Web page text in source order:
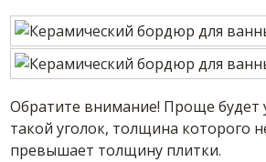
Обратите внимание! Проще будет
такой уголок, толщина которого
превышает толщину плитки.